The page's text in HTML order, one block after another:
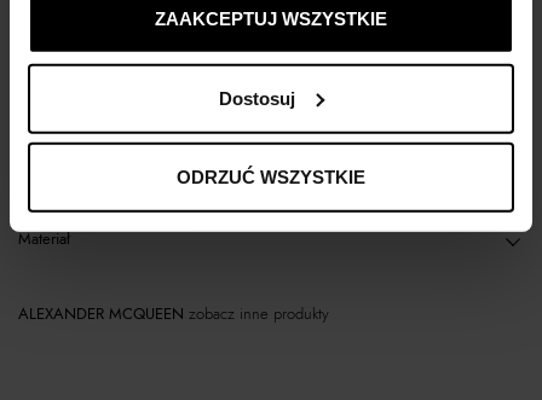
ZAAKCEPTUJ WSZYSTKIE
Dostosuj
ODRZUĆ WSZYSTKIE
Kup teraz, Zapłać później!
Materiał
ALEXANDER MCQUEEN zobacz inne produkty